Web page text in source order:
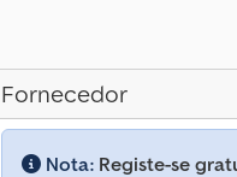
Fornecedor
Nota: Registe-se